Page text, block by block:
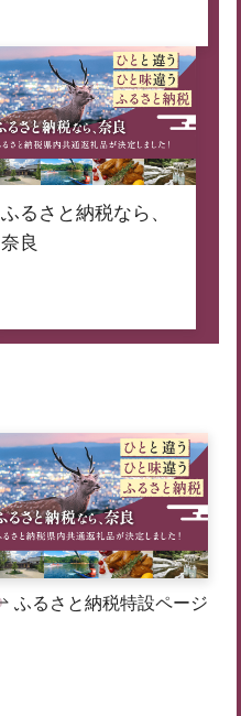
ふるさと納税なら、
奈良
ふるさと納税特設ページ